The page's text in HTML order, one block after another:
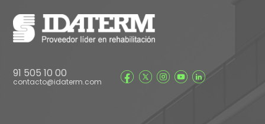
91 505 10 00
contacto@idaterm.com